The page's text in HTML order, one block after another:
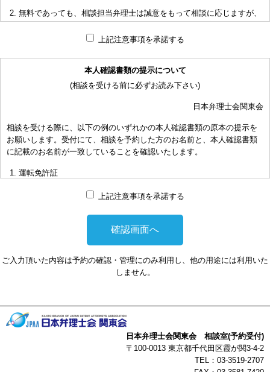
無料であっても、相談担当弁理士は誠意をもって相談に応じますが、
もありますことを予めご了承下さい。
め、相談内容について、相談担当弁理士も当会も法的責任を負うもの
ではないことを予めご了承下さい。
お申し出により、相談担当弁理士に対して調査、出願等の相談事案を
依頼された場合には、通常の受任事件として有料となります。また、
その場合は、依頼者と弁理士個人との関係となり、当会は関与しませ
によって、また、特許事務所によって異なりますので、詳細は特許事
非対面型の相談はWEB会議システムを利用して実施します。WEB会
議システムを利用する事によって生じた不利益または損害に対して、
当会は、一切の責任を負い兼ねます。この点あらかじめご了承くださ
い。
上記注意事項を承諾する
本人確認書類の提示について
(相談を受ける前に必ずお読み下さい)
日本弁理士会関東会
相談を受ける際に、以下の例のいずれかの本人確認書類の原本の提示を
お願いします。受付にて、相談を予約した方のお名前と、本人確認書類
に記載のお名前が一致していることを確認いたします。
運転免許証
マイナンバーカード
本人確認書類を提示頂けない場合は、相談を受けることができません。
上記注意事項を承諾する
ご入力頂いた内容は予約の確認・管理にのみ利用し、他の用途には利用いた
しません。
日本弁理士会関東会 相談室(予約受付)
〒100-0013 東京都千代田区霞が関3-4-2
TEL：03-3519-2707